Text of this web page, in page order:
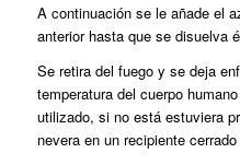
A continuación se le añade el
anterior hasta que se disuelva
Se retira del fuego y se deja
temperatura del cuerpo
utilizado, si no está estuviera
nevera en un recipiente